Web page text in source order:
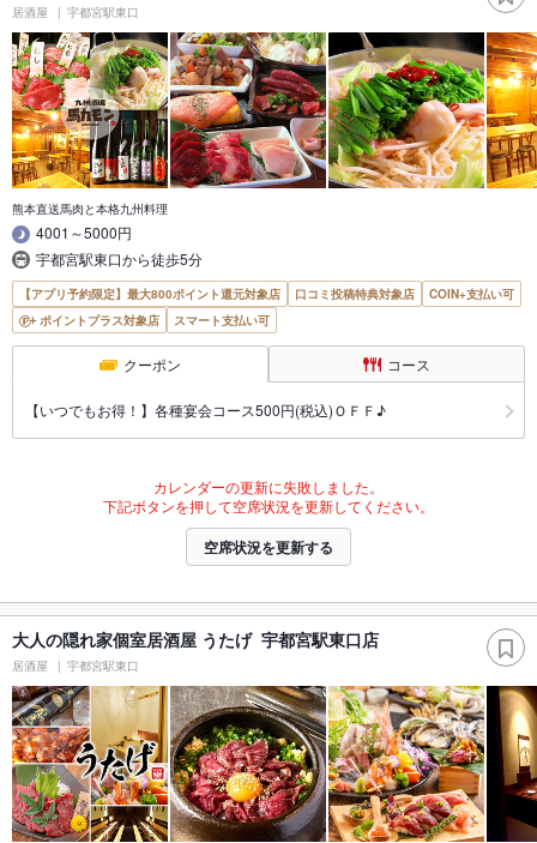
居酒屋 宇都宮駅東口
熊本直送馬肉と本格九州料理
4001～5000円
宇都宮駅東口から徒歩5分
【アプリ予約限定】最大800ポイント還元対象店 口コミ投稿特典対象店
COIN+支払い可
ポイントプラス対象店
スマート支払い可
クーポン コース
【いつでもお得！】各種宴会コース500円(税込)ＯＦＦ♪
カレンダーの更新に失敗しました。
下記ボタンを押して空席状況を更新してください。
空席状況を更新する
大人の隠れ家個室居酒屋 うたげ 宇都宮駅東口店
居酒屋 宇都宮駅東口